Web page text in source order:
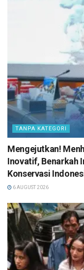
TANPA KATEGORI
Mengejutkan!
Inovatif, Benarkah
Konservasi
6 AUGUST 2026